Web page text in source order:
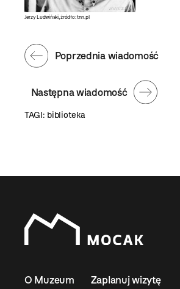
Jerzy Ludwiński, źródło: tnn.pl
Następna wiadomość
Poprzednia wiadomość
TAGI: biblioteka
O Muzeum Zaplanuj wizytę